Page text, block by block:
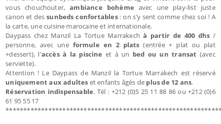
vous chouchouter,ambiance bohème avec une play-list juste
canon et dessunbeds confortables: on s’y sent comme chez soi ! A
la carte, une cuisine marocaine et internationale.
Daypass chez Manzil La Tortue Marrakechà partir de 400 dhs /
personne, avec uneformule en 2 plats (entrée + plat ou plat
+dessert), l'accès à la piscine et à un bed ou un transat (avec
serviette).
Attention ! Le Daypass de Manzil la Tortue Marrakech est réservé
uniquement aux adultes et enfants âgés de plus de 12 ans.
Réservation indispensable. Tél : +212 (0)5 25 11 88 86 ou +212 (0)6
61 95 55 17